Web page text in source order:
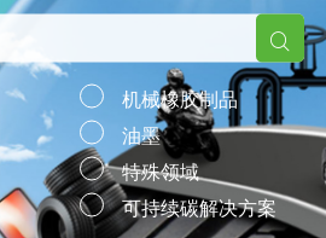

机械橡胶制品
油墨
特殊领域
可持续碳解决方案